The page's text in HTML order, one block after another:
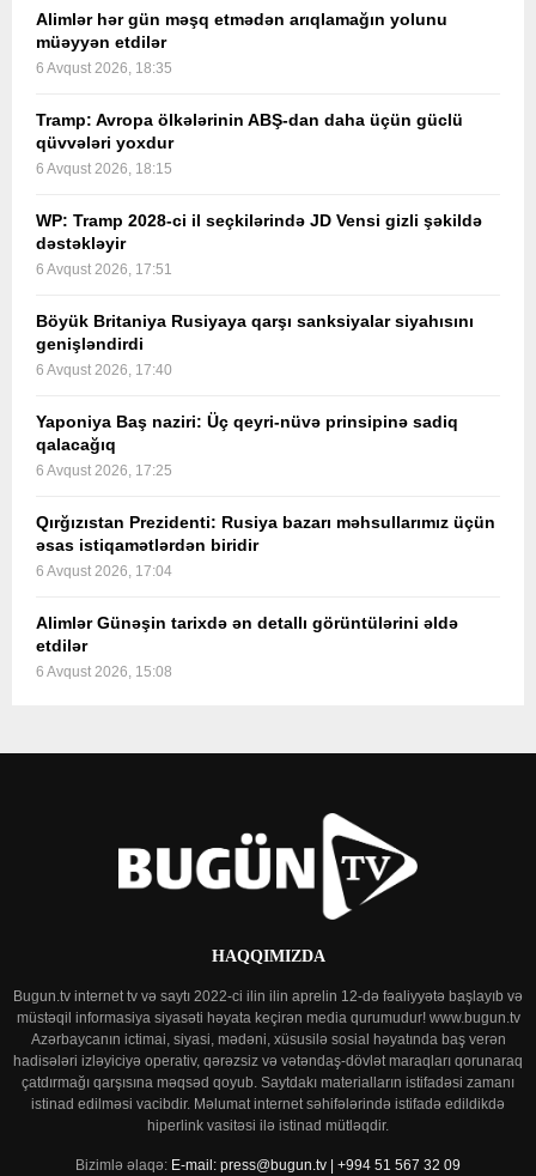
Alimlər hər gün məşq etmədən arıqlamağın yolunu
müəyyən etdilər
6 Avqust 2026, 18:35
Tramp: Avropa ölkələrinin ABŞ-dan daha üçün güclü
qüvvələri yoxdur
6 Avqust 2026, 18:15
WP: Tramp 2028-ci il seçkilərində JD Vensi gizli şəkildə
dəstəkləyir
6 Avqust 2026, 17:51
Böyük Britaniya Rusiyaya qarşı sanksiyalar siyahısını
genişləndirdi
6 Avqust 2026, 17:40
Yaponiya Baş naziri: Üç qeyri-nüvə prinsipinə sadiq
qalacağıq
6 Avqust 2026, 17:25
Qırğızıstan Prezidenti: Rusiya bazarı məhsullarımız üçün
əsas istiqamətlərdən biridir
6 Avqust 2026, 17:04
Alimlər Günəşin tarixdə ən detallı görüntülərini əldə
etdilər
6 Avqust 2026, 15:08
HAQQIMIZDA
Bugun.tv internet tv və saytı 2022-ci ilin ilin aprelin 12-də fəaliyyətə başlayıb və
müstəqil informasiya siyasəti həyata keçirən media qurumudur! www.bugun.tv
Azərbaycanın ictimai, siyasi, mədəni, xüsusilə sosial həyatında baş verən
hadisələri izləyiciyə operativ, qərəzsiz və vətəndaş-dövlət maraqları qorunaraq
çatdırmağı qarşısına məqsəd qoyub. Saytdakı materialların istifadəsi zamanı
istinad edilməsi vacibdir. Məlumat internet səhifələrində istifadə edildikdə
hiperlink vasitəsi ilə istinad mütləqdir.
Bizimlə əlaqə: E-mail: press@bugun.tv | +994 51 567 32 09